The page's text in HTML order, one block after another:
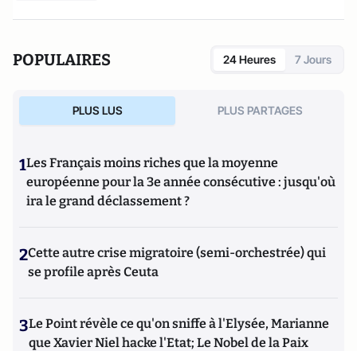
POPULAIRES 24 Heures 7 Jours
PLUS LUS PLUS PARTAGES
1Les Français moins riches que la moyenne
européenne pour la 3e année consécutive : jusqu'où
ira le grand déclassement ?
2Cette autre crise migratoire (semi-orchestrée) qui
se profile après Ceuta
3Le Point révèle ce qu'on sniffe à l'Elysée, Marianne
que Xavier Niel hacke l'Etat; Le Nobel de la Paix